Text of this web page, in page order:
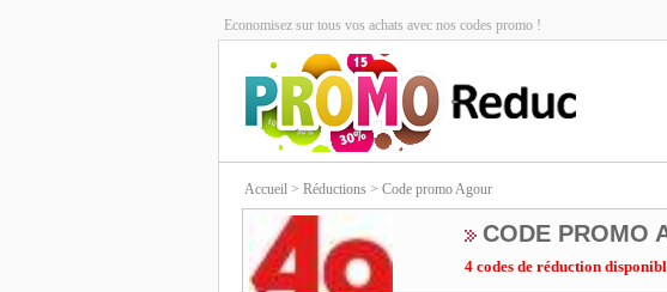
Economisez sur tous vos achats avec nos codes promo !
Accueil > Réductions > Code promo Agour
CODE PROMO
4 codes de réduction